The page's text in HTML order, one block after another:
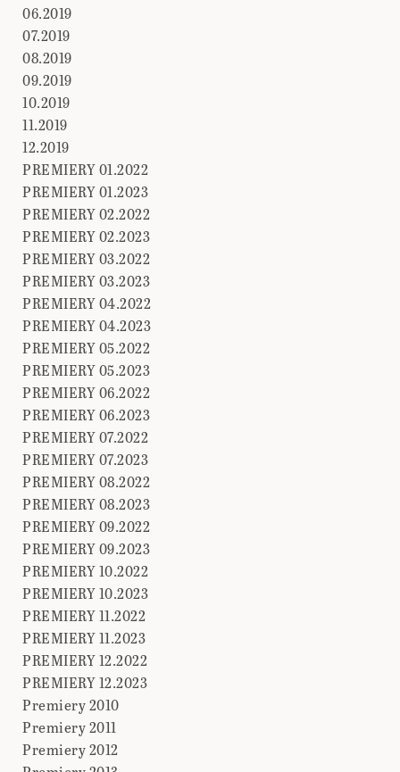
06.2019
07.2019
08.2019
09.2019
10.2019
11.2019
12.2019
PREMIERY 01.2022
PREMIERY 01.2023
PREMIERY 02.2022
PREMIERY 02.2023
PREMIERY 03.2022
PREMIERY 03.2023
PREMIERY 04.2022
PREMIERY 04.2023
PREMIERY 05.2022
PREMIERY 05.2023
PREMIERY 06.2022
PREMIERY 06.2023
PREMIERY 07.2022
PREMIERY 07.2023
PREMIERY 08.2022
PREMIERY 08.2023
PREMIERY 09.2022
PREMIERY 09.2023
PREMIERY 10.2022
PREMIERY 10.2023
PREMIERY 11.2022
PREMIERY 11.2023
PREMIERY 12.2022
PREMIERY 12.2023
Premiery 2010
Premiery 2011
Premiery 2012